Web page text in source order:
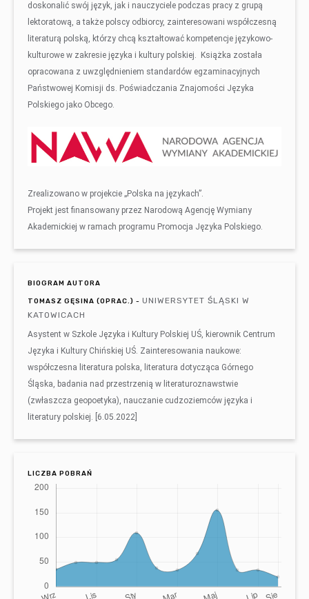
doskonalić swój język, jak i nauczyciele podczas pracy z grupą
lektoratową, a także polscy odbiorcy, zainteresowani współczesną
literaturą polską, którzy chcą kształtować kompetencje językowo-
kulturowe w zakresie języka i kultury polskiej. Książka została
opracowana z uwzględnieniem standardów egzaminacyjnych
Państwowej Komisji ds. Poświadczania Znajomości Języka
Polskiego jako Obcego.
Zrealizowano w projekcie „Polska na językach”.
Projekt jest finansowany przez Narodową Agencję Wymiany
Akademickiej w ramach programu Promocja Języka Polskiego.
BIOGRAM AUTORA
TOMASZ GĘSINA (OPRAC.) - UNIWERSYTET ŚLĄSKI W
KATOWICACH
Asystent w Szkole Języka i Kultury Polskiej UŚ, kierownik Centrum
Języka i Kultury Chińskiej UŚ. Zainteresowania naukowe:
współczesna literatura polska, literatura dotycząca Górnego
Śląska, badania nad przestrzenią w literaturoznawstwie
(zwłaszcza geopoetyka), nauczanie cudzoziemców języka i
literatury polskiej. [6.05.2022]
LICZBA POBRAŃ